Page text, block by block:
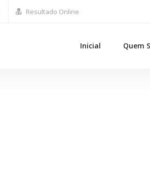
Resultado Online
Inicial Quem